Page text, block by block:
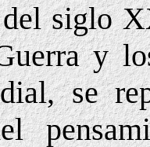
del siglo
y
se